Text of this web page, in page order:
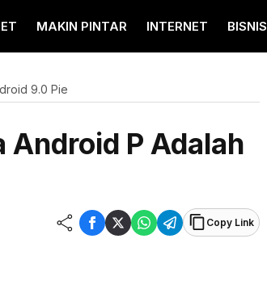
MAKIN PINTAR INTERNET BISNIS
9.0 Pie
Android P Adalah
Copy Link